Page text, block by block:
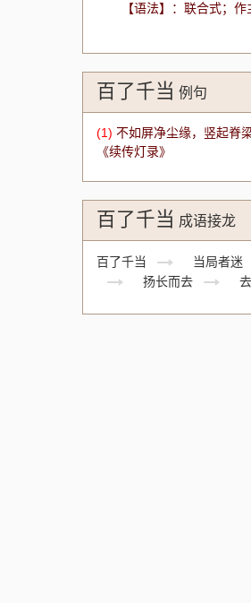
【语法】：联合式；
百了千当 例句
(1) 不如屏净尘缘，竖起脊
《续传灯录》
百了千当 成语接龙
百了千当 当局者迷
扬长而去